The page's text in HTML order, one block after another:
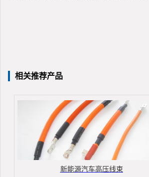
相关推荐产品
新能源汽车高压线束